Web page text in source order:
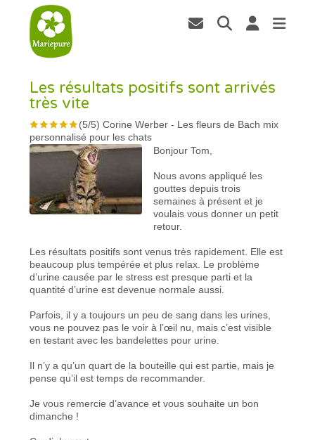
Les résultats positifs sont arrivés
très vite
(5/5)Corine Werber - Les fleurs de Bach mix
personnalisé pour les chats
Bonjour Tom,
Nous avons appliqué les
gouttes depuis trois
semaines à présent et je
voulais vous donner un petit
retour.
Les résultats positifs sont venus très rapidement. Elle est
beaucoup plus tempérée et plus relax. Le problème
d’urine causée par le stress est presque parti et la
quantité d’urine est devenue normale aussi.
Parfois, il y a toujours un peu de sang dans les urines,
vous ne pouvez pas le voir à l’œil nu, mais c’est visible
en testant avec les bandelettes pour urine.
Il n’y a qu’un quart de la bouteille qui est partie, mais je
pense qu’il est temps de recommander.
Je vous remercie d’avance et vous souhaite un bon
dimanche !